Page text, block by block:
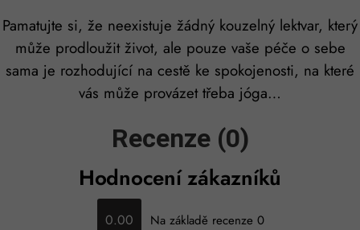
Pamatujte si, že neexistuje žádný kouzelný lektvar, který
může prodloužit život, ale pouze vaše péče o sebe
sama je rozhodující na cestě ke spokojenosti, na které
vás může provázet třeba jóga…
Recenze (0)
Hodnocení zákazníků
0.00 Na základě recenze 0